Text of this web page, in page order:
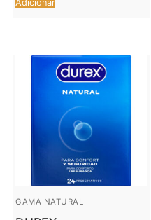
Adicionar
GAMA NATURAL